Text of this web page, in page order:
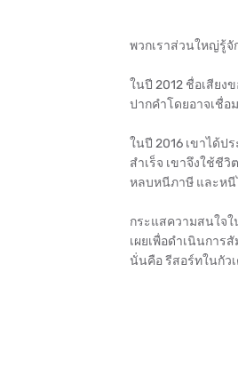
พวกเราส่วนใหญ่รู้
ในปี 2012 ชื่อเสียง
ปากคำโดยอาจเชื่อ
ในปี 2016 เขาได้ป
สำเร็จ เขาจึงใช้ชี
หลบหนีภาษี และห
กระแสความสนใจใ
เผยเพื่อดำเนินกา
นั่นคือ รีสอร์ทในกัว